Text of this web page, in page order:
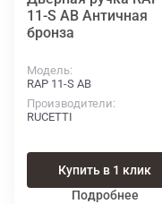
11-S AB Античная
бронза
Модель
RAP 11-S AB
Производители
RUCETTI
Купить в 1 клик
Подробнее